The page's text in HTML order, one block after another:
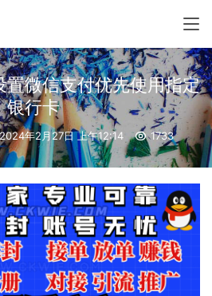
置微信支付优先使用指定
银行卡
年2月27日 上午12:14 1733